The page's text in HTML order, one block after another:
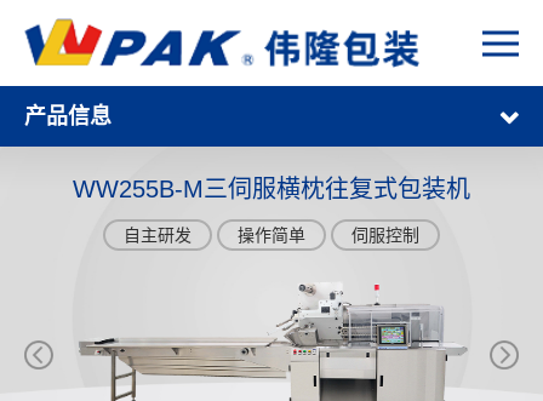
产品信息
WW255B-M三伺服横枕往复式包装机
自主研发 操作简单 伺服控制